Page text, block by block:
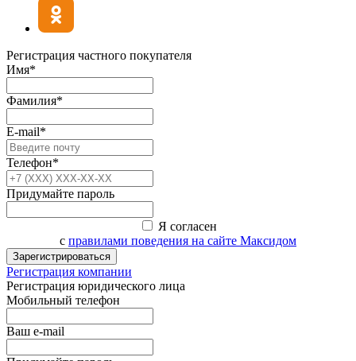
Регистрация частного покупателя
Имя*
Фамилия*
E-mail*
Телефон*
Придумайте пароль
Я согласен
с правилами поведения на сайте Максидом
Зарегистрироваться
Регистрация компании
Регистрация юридического лица
Мобильный телефон
Ваш e-mail